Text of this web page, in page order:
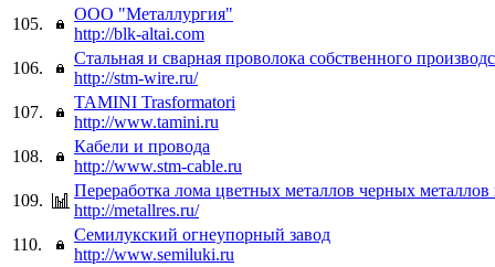
105.
ООО "Металлургия"
http://blk-altai.com
106.
Стальная и сварная проволока собственного
http://stm-wire.ru/
107.
TAMINI Trasformatori
http://www.tamini.ru
108.
Кабели и провода
http://www.stm-cable.ru
109.
Переработка лома цветных металлов черных металлов
http://metallres.ru/
110.
Семилукский огнеупорный завод
http://www.semiluki.ru